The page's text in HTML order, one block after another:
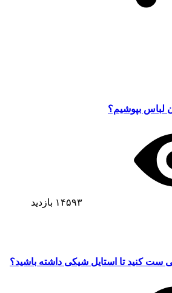
لباس بپوشیم؟
۱۴۵۹۳ بازدید
ست کنید تا استایل شیکی داشته باشید؟